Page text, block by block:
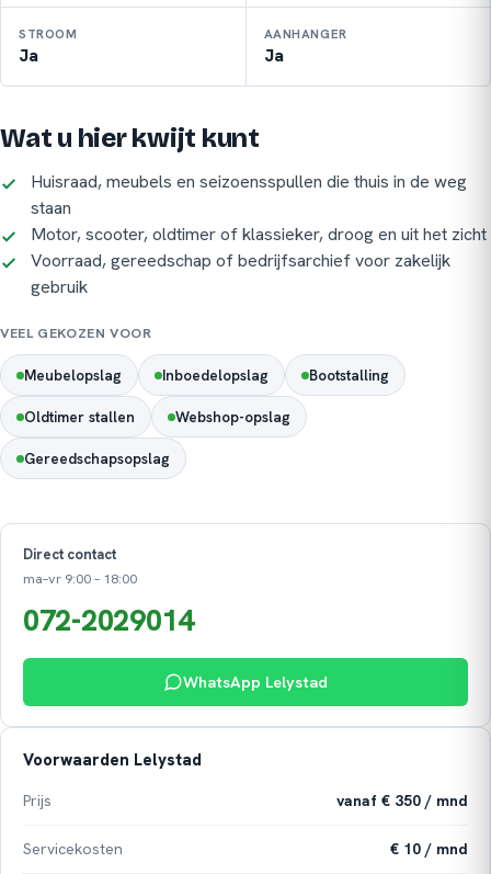
STROOM
Ja
AANHANGER
Ja
Wat u hier kwijt kunt
Huisraad, meubels en seizoensspullen die thuis in de weg
staan
Motor, scooter, oldtimer of klassieker, droog en uit het zicht
Voorraad, gereedschap of bedrijfsarchief voor zakelijk
gebruik
VEEL GEKOZEN VOOR
Meubelopslag Inboedelopslag Bootstalling
Oldtimer stallen Webshop-opslag
Gereedschapsopslag
Direct contact
ma–vr 9:00 – 18:00
072-2029014
WhatsApp Lelystad
Voorwaarden Lelystad
Prijs vanaf € 350 / mnd
Servicekosten € 10 / mnd